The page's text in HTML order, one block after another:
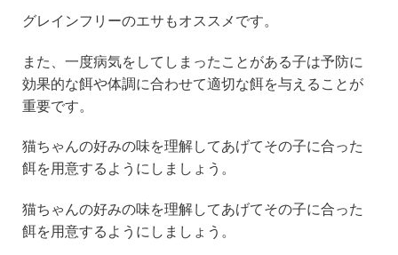
グレインフリーのエサもオススメです。
また、一度病気をしてしまったことがある子は予防に
効果的な餌や体調に合わせて適切な餌を与えることが
重要です。
猫ちゃんの好みの味を理解してあげてその子に合った
餌を用意するようにしましょう。
猫ちゃんの好みの味を理解してあげてその子に合った
餌を用意するようにしましょう。